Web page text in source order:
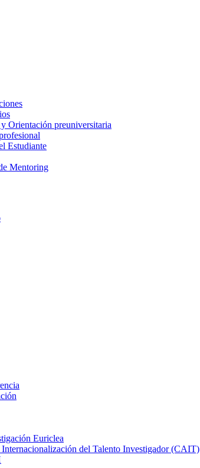
Orientación preuniversitaria
Estudiante
Mentoring
Euriclea
del Talento Investigador (CAIT)